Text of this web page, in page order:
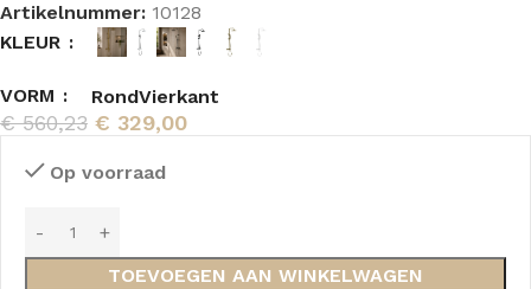
Artikelnummer: 10128
KLEUR
VORM RondVierkant
€560,23 € 329,00
Op voorraad
TOEVOEGEN AAN WINKELWAGEN